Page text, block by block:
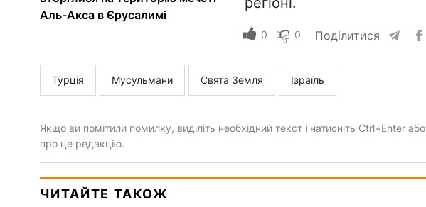
Аль-Акса в Єрусалимі
0 0 Поділитися
Турція Мусульмани Свята Земля Ізраїль
Якщо ви помітили помилку, виділіть необхідний текст і натисніть Ctrl+Enter або
про це редакцію.
ЧИТАЙТЕ ТАКОЖ